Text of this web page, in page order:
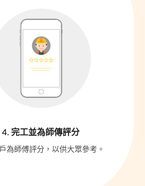
4. 完工並為師傳評分
為師傅評分，以供大眾參考。